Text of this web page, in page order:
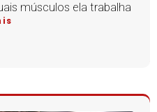
músculos ela trabalha